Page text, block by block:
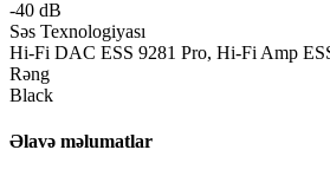
-40 dB
Səs Texnologiyası
Hi-Fi DAC ESS 9281 Pro, Hi-Fi Amp
Rəng
Black
Əlavə məlumatlar